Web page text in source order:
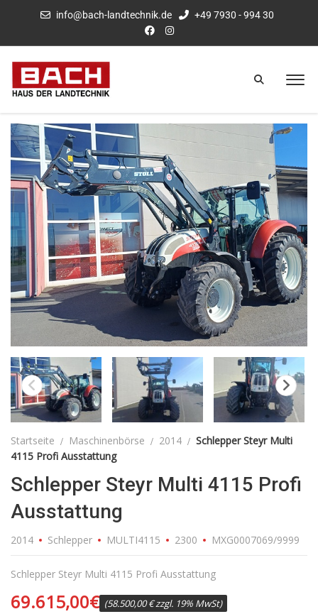
info@bach-landtechnik.de +49 7930 - 994 30
Startseite Maschinenbörse 2014
Schlepper Steyr Multi
4115 Profi Ausstattung
Schlepper Steyr Multi 4115 Profi
Ausstattung
2014 Schlepper MULTI4115 2300 MXG0007069/9999
Schlepper Steyr Multi 4115 Profi Ausstattung
69.615,00€ (58.500,00 € zzgl. 19% MwSt)